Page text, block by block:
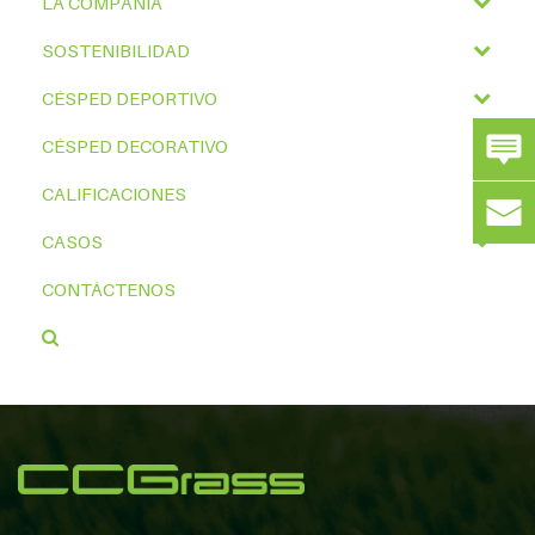
SOSTENIBILIDAD
CÉSPED DEPORTIVO
CÉSPED DECORATIVO
CALIFICACIONES
CASOS
CONTÁCTENOS